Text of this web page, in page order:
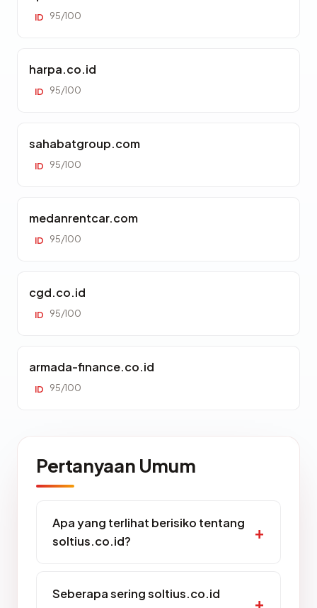
ID 95/100
harpa.co.id
ID 95/100
sahabatgroup.com
ID 95/100
medanrentcar.com
ID 95/100
cgd.co.id
ID 95/100
armada-finance.co.id
ID 95/100
Pertanyaan Umum
Apa yang terlihat berisiko tentang
soltius.co.id?
Seberapa sering soltius.co.id